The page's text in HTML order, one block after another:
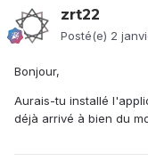
zrt22
Posté(e) 2
Bonjour,
Aurais-tu installé
déjà arrivé à bien du